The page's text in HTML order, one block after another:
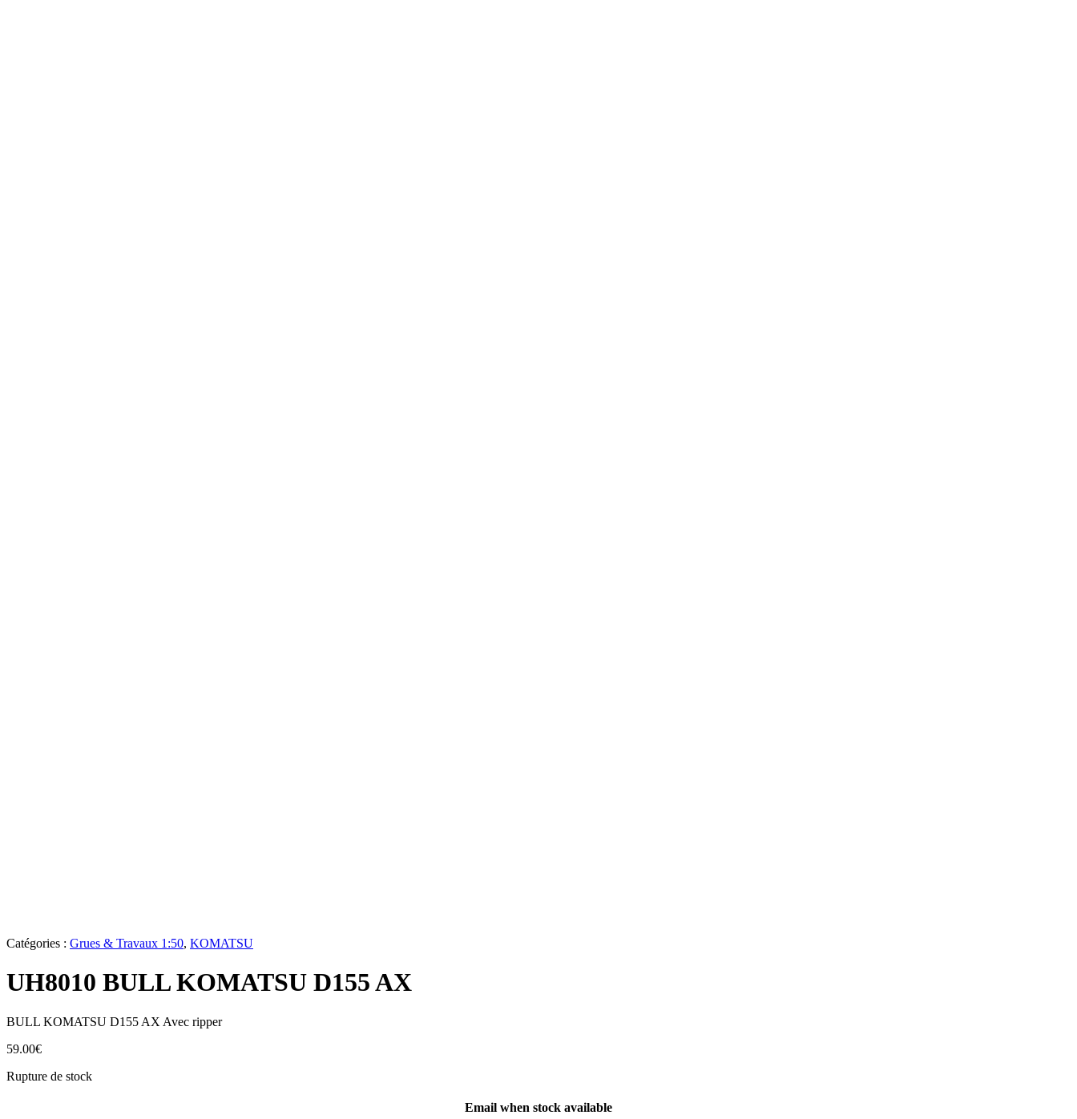
Catégories : Grues & Travaux 1:50, KOMATSU
UH8010 BULL KOMATSU D155 AX
BULL KOMATSU D155 AX Avec ripper
59.00€
Rupture de stock
Email when stock available